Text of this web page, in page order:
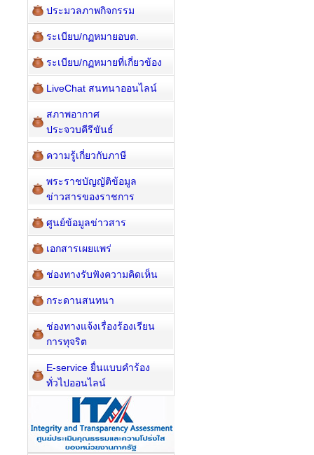
ประมวลภาพกิจกรรม
ระเบียบ/กฏหมายอบต.
ระเบียบ/กฏหมายที่เกี่ยวข้อง
LiveChat สนทนาออนไลน์
สภาพอากาศ
ประจวบคีรีขันธ์
ความรู้เกี่ยวกับภาษี
พระราชบัญญัติข้อมูล
ข่าวสารของราชการ
ศูนย์ข้อมูลข่าวสาร
เอกสารเผยแพร่
ช่องทางรับฟังความคิดเห็น
กระดานสนทนา
ช่องทางแจ้งเรื่องร้องเรียน
การทุจริต
E-service ยื่นแบบคำร้อง
ทั่วไปออนไลน์